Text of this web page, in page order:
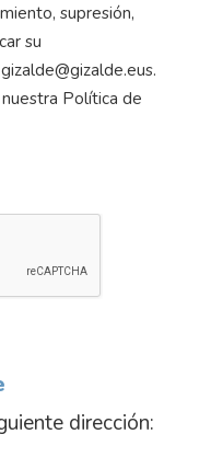
supresión,
su
Política de
dirección: